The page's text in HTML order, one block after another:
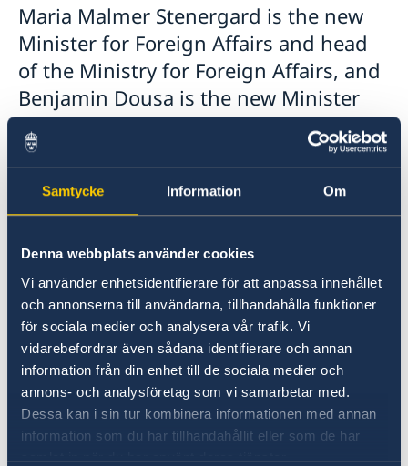
Samtycke Information Om
Denna webbplats använder cookies
Vi använder enhetsidentifierare för att anpassa innehållet
och annonserna till användarna, tillhandahålla funktioner
för sociala medier och analysera vår trafik. Vi
vidarebefordrar även sådana identifierare och annan
information från din enhet till de sociala medier och
annons- och analysföretag som vi samarbetar med.
Dessa kan i sin tur kombinera informationen med annan
information som du har tillhandahållit eller som de har
samlat in när du har använt deras tjänster.
Maria Malmer Stenergard is the new
Minister for Foreign Affairs and head
of the Ministry for Foreign Affairs, and
Benjamin Dousa is the new Minister
for International Development
Cooperation and Foreign Trade. Today,
Prime Minister Ulf Kristersson
presented the Statement of
announced the Government’s new
ministers.
Today, Tuesday 10 September and in
connection with the Statement of Government
Policy, Mr Kristersson announced changes
within the Government: two new ministers and
four ministers who are changing ministerial
posts.